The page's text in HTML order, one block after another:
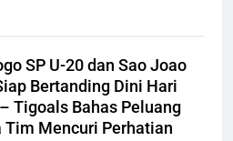
SP U-20 dan Sao Joao
Bertanding Dini Hari
Tigoals Bahas Peluang
Tim Mencuri Perhatian